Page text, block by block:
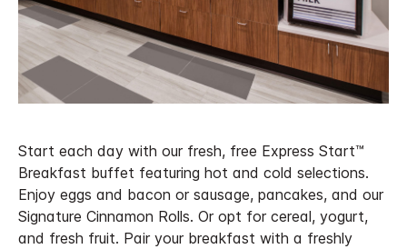
Start each day with our fresh, free Express Start™
Breakfast buffet featuring hot and cold selections.
Enjoy eggs and bacon or sausage, pancakes, and our
Signature Cinnamon Rolls. Or opt for cereal, yogurt,
and fresh fruit. Pair your breakfast with a freshly